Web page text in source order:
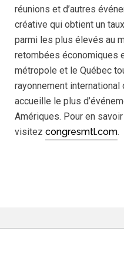
réunions et d’autres
créative qui obtient un
parmi les plus élevés au
retombées économiques
métropole et le Québec
rayonnement
accueille le plus
Amériques. Pour en
visitez congresmtl.com.